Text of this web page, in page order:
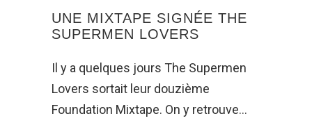
UNE MIXTAPE SIGNÉE THE
SUPERMEN LOVERS
Il y a quelques jours The Supermen
Lovers sortait leur douzième
Foundation Mixtape. On y retrouve…